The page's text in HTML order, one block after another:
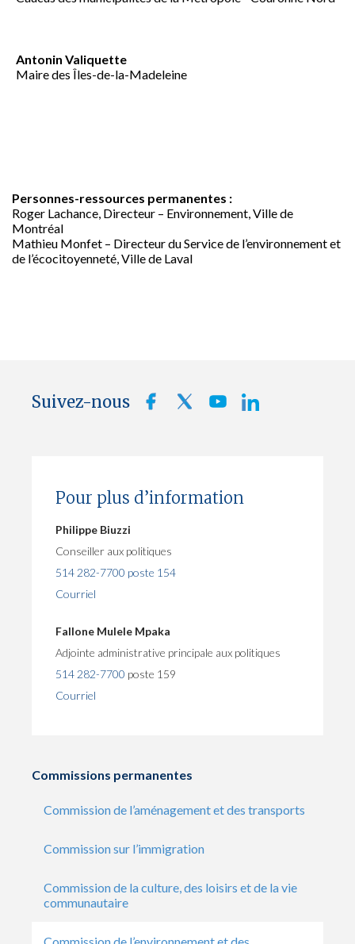
Antonin Valiquette
Maire des Îles-de-la-Madeleine
Personnes-ressources permanentes :
Roger Lachance, Directeur – Environnement, Ville de
Montréal
Mathieu Monfet – Directeur du Service de l’environnement et
de l’écocitoyenneté, Ville de Laval
Suivez-nous
Pour plus d’information
Philippe Biuzzi
Conseiller aux politiques
514 282-7700 poste 154
Courriel
Fallone Mulele Mpaka
Adjointe administrative principale aux politiques
514 282-7700 poste 159
Courriel
Commissions permanentes
Commission de l’aménagement et des transports
Commission sur l’immigration
Commission de la culture, des loisirs et de la vie
communautaire